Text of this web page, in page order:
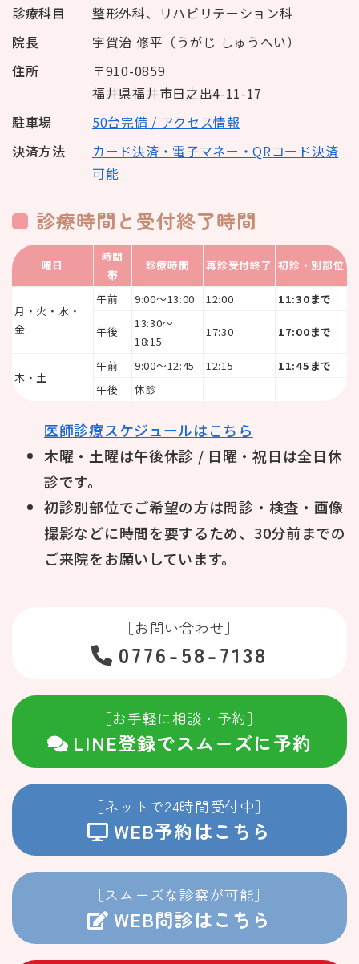
診療科目
整形外科、リハビリテーション科
院長
宇賀治 修平（うがじ しゅうへい）
住所
〒910-0859
福井県福井市日之出4-11-17
駐車場
50台完備 / アクセス情報
決済方法
カード決済・電子マネー・QRコード決済
可能
診療時間と受付終了時間
曜日
時間
帯
診療時間 再診受付終了 初診・別部位
月・火・水・
金
午前 9:00〜13:00 12:00 11:30まで
午後
13:30〜
18:15
17:30 17:00まで
木・土
午前 9:00〜12:45 12:15
11:45まで
午後
休診 — —
医師診療スケジュールはこちら
木曜・土曜は午後休診 / 日曜・祝日は全日休
診です。
初診別部位でご希望の方は問診・検査・画像
撮影などに時間を要するため、30分前までの
ご来院をお願いしています。
［お問い合わせ］
0776-58-7138
［お手軽に相談・予約］
LINE登録でスムーズに予約
［ネットで24時間受付中］
WEB予約はこちら
［スムーズな診察が可能］
WEB問診はこちら